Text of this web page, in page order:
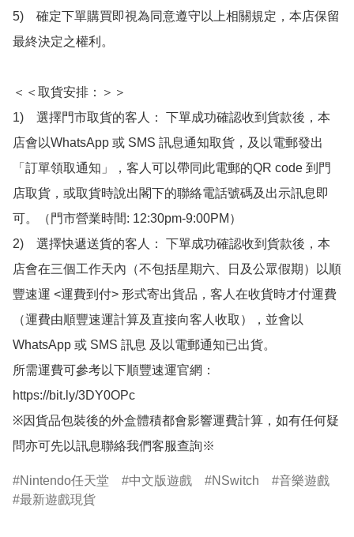
5)　確定下單購買即視為同意遵守以上相關規定，本店保留
最終決定之權利。
＜＜取貨安排：＞＞
1)　選擇門市取貨的客人： 下單成功確認收到貨款後，本
店會以WhatsApp 或 SMS 訊息通知取貨，及以電郵發出
「訂單領取通知」，客人可以帶同此電郵的QR code 到門
店取貨，或取貨時說出閣下的聯絡電話號碼及出示訊息即
可。（門市營業時間: 12:30pm-9:00PM）
2)　選擇快遞送貨的客人： 下單成功確認收到貨款後，本
店會在三個工作天內（不包括星期六、日及公眾假期）以順
豐速運 <運費到付> 形式寄出貨品，客人在收貨時才付運費
（運費由順豐速運計算及直接向客人收取），並會以
WhatsApp 或 SMS 訊息 及以電郵通知已出貨。
所需運費可參考以下順豐速運官網：
https://bit.ly/3DY0OPc
※因貨品包裝後的外盒體積都會影響運費計算，如有任何疑
問亦可先以訊息聯絡我們客服查詢※
Nintendo任天堂 中文版遊戲 NSwitch
音樂遊戲
最新遊戲現貨